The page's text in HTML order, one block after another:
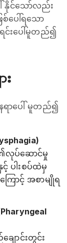
နိုင်သော်လည်း
ပေါ်ရသော
ရင်းပေါ်မူတည်၍
း
ရာပေါ် မူတည်၍
၏လုပ်ဆောင်မှု
င့် ပါးစပ်ထဲမှ
ောင့် အစာမျိုရ
ျောင်းတွင်း